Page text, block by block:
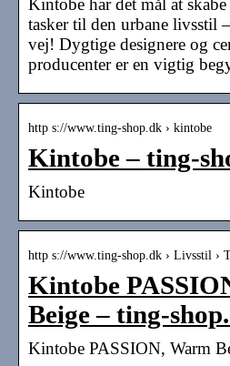
Kintobe har det mål at
tasker til den urbane livsstil
vej! Dygtige designere og
producenter er en vigtig
http s://www.ting-shop.dk › kintobe
Kintobe – ting-
Kintobe
http s://www.ting-shop.dk › Livsstil ›
Kintobe
Beige – ting-
Kintobe PASSION, Warm